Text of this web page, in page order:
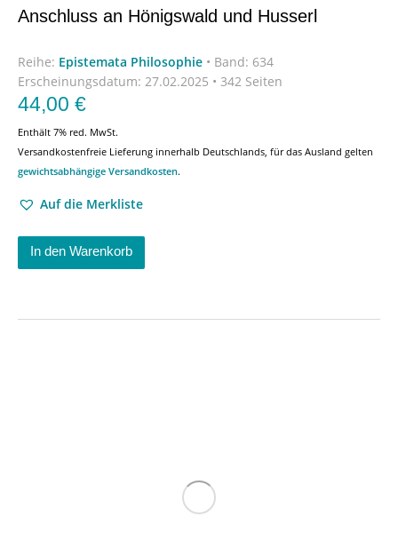
Anschluss an Hönigswald und Husserl
Reihe: Epistemata Philosophie • Band: 634
Erscheinungsdatum: 27.02.2025 • 342 Seiten
44,00 €
Enthält 7% red. MwSt.
Versandkostenfreie Lieferung innerhalb Deutschlands, für das Ausland gelten
gewichtsabhängige Versandkosten.
Auf die Merkliste
In den Warenkorb